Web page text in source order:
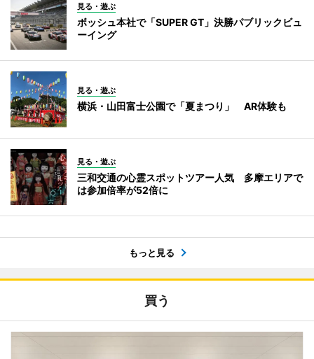
見る・遊ぶ
ボッシュ本社で「SUPER GT」決勝パブリックビュ
ーイング
見る・遊ぶ
横浜・山田富士公園で「夏まつり」 AR体験も
見る・遊ぶ
三和交通の心霊スポットツアー人気 多摩エリアで
は参加倍率が52倍に
もっと見る
買う